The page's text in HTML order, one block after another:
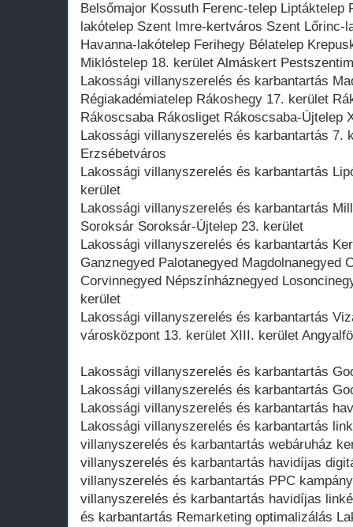
Belsőmajor Kossuth Ferenc-telep Liptáktelep
lakótelep Szent Imre-kertváros Szent Lőrinc-
Havanna-lakótelep Ferihegy Bélatelep
Miklóstelep 18. kerület Almáskert
Lakossági villanyszerelés és karbantartás
Régiakadémiatelep Rákoshegy 17. kerület
Rákoscsaba Rákosliget Rákoscsaba-Újtelep
Lakossági villanyszerelés és karbantartás 7.
Erzsébetváros
Lakossági villanyszerelés és karbantartás
kerület
Lakossági villanyszerelés és karbantartás
Soroksár Soroksár-Újtelep 23. kerület
Lakossági villanyszerelés és karbantartás
Ganznegyed Palotanegyed Magdolnanegyed
Corvinnegyed Népszínháznegyed
kerület
Lakossági villanyszerelés és karbantartás
városközpont 13. kerület XIII. kerület
Lakossági villanyszerelés és karbantartás
Lakossági villanyszerelés és karbantartás
Lakossági villanyszerelés és karbantartás
Lakossági villanyszerelés és karbantartás
villanyszerelés és karbantartás webáruház
villanyszerelés és karbantartás havidíjas
villanyszerelés és karbantartás PPC
villanyszerelés és karbantartás havidíjas
és karbantartás Remarketing optimalizálás